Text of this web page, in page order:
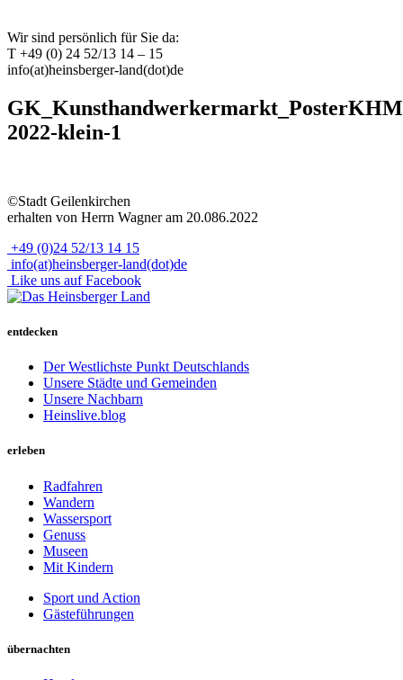
Wir sind persönlich für Sie da:
T +49 (0) 24 52/13 14 – 15
info(at)heinsberger-land(dot)de
2022-klein-1
©Stadt Geilenkirchen
erhalten von Herrn Wagner am 20.086.2022
+49 (0)24 52/13 14 15
info(at)heinsberger-land(dot)de
Like uns auf Facebook
entdecken
Der Westlichste Punkt Deutschlands
Unsere Städte und Gemeinden
Unsere Nachbarn
Heinslive.blog
erleben
Radfahren
Wandern
Wassersport
Genuss
Museen
Mit Kindern
Sport und Action
Gästeführungen
übernachten